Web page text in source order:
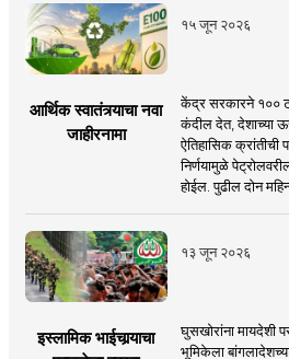
१५ जून २०२६
आर्थिक स्वातंत्र्याचा नवा
जाहीरनामा
केंद्र सरकारने १००
कंदील देत, देशाच्या
ऐतिहासिक क्रांतीची
निर्णयामुळे
होईल. पुढील दोन
१३ जून २०२६
इस्लामिक भाईचार्‍याचा
घुसखोरांना मायदेशी
भूमिकेला